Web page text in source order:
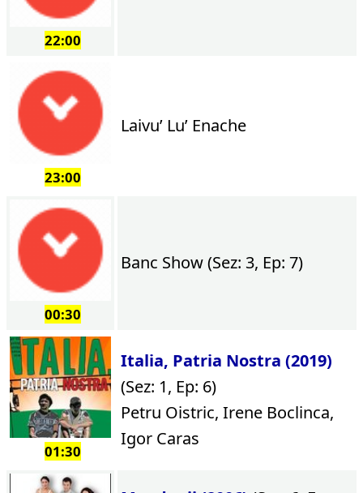
22:00
23:00
Laivu’ Lu’ Enache
00:30
Banc Show (Sez: 3, Ep: 7)
01:30
Italia, Patria Nostra (2019)
(Sez: 1, Ep: 6)
Petru Oistric, Irene Boclinca,
Igor Caras